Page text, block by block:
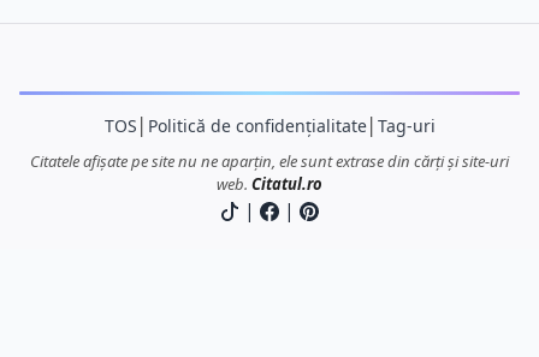
TOS Politică de confidențialitate│ Tag-uri
Citatele afișate pe site nu ne aparțin, ele sunt extrase din cărți și site-uri
web. Citatul.ro
| |